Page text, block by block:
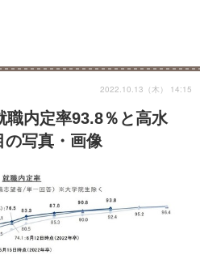
職内定率93.8％と高水
写真・画像
2022.10.13（木） 14:15